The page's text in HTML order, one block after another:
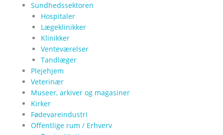
Sundhedssektoren
Hospitaler
Lægeklinikker
Klinikker
Venteværelser
Tandlæger
Plejehjem
Veterinær
Museer, arkiver og magasiner
Kirker
Fødevareindustri
Offentlige rum / Erhverv